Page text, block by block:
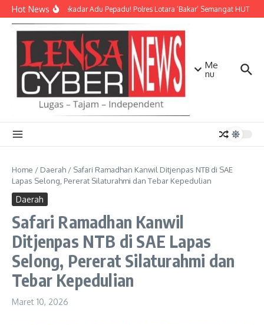
Lewati ke konten
Hot NewsBukan Sekadar Adu Pepadu! Polres Lotara ‘Bakar’ Semangat HUT
Me
nu
Home / Daerah / Safari Ramadhan Kanwil Ditjenpas NTB di SAE
Lapas Selong, Pererat Silaturahmi dan Tebar Kepedulian
Daerah
Safari Ramadhan Kanwil
Ditjenpas NTB di SAE Lapas
Selong, Pererat Silaturahmi dan
Tebar Kepedulian
Maret 10, 2026